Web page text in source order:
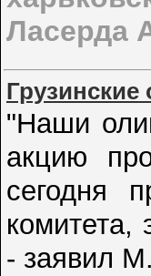
Ласерда
"Наши
акцию
сегодня
комитета,
- заявил